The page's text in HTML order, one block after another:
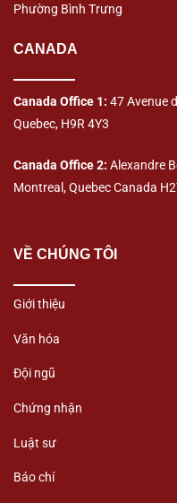
Phường Bình Trưng
CANADA
Canada Office 1: 47 Avenue
Quebec, H9R 4Y3
Canada Office 2: Alexandre
Montreal, Quebec Canada
VỀ CHÚNG TÔI
Giới thiệu
Văn hóa
Đội ngũ
Chứng nhận
Luật sư
Báo chí